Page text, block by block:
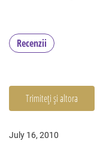
Recenzii
Trimiteți și altora
July 16, 2010